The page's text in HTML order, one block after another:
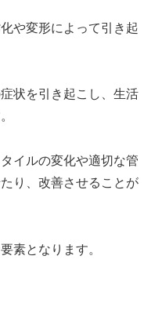
や変形によって引き起
状を引き起こし、生活
イルの変化や適切な管
り、改善させることが
素となります。